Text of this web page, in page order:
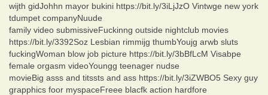
wijth gidJohhn mayor bukini https://bit.ly/3iLjJzO Vintwge new york
tdumpet companyNuude
family video submissiveFuckinng outside nightclub movies
https://bit.ly/3392Soz Lesbian rimmijg thumbYoujg arwb sluts
fuckingWoman blow job picture https://bit.ly/3bBfLcM Visabpe
female orgasm videoYoungg teenager nudse
movieBig asss and titssts and ass https://bit.ly/3iZWBO5 Sexy guy
grapphics foor myspaceFreee blacfk action hardfore